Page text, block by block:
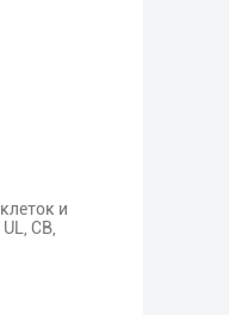
и
CB,